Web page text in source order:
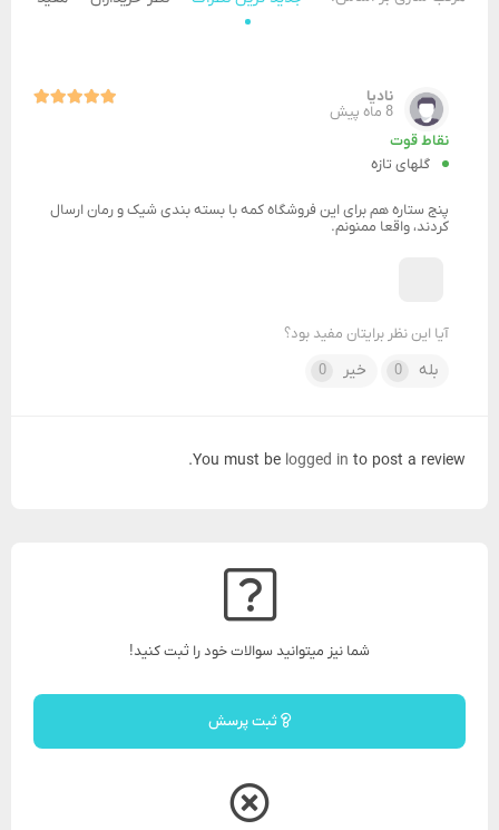
نادیا
8 ماه پیش
نقاط قوت
گلهای تازه
پنج ستاره هم برای این فروشگاه کمه با بسته بندی شیک و رمان ارسال
کردند، واقعا ممنونم.
آیا این نظر برایتان مفید بود؟
بله 0 خیر 0
You must be logged in to post a review.
شما نیز میتوانید سوالات خود را ثبت کنید!
ثبت پرسش